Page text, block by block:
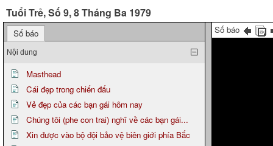
Tuổi Trẻ, Số 9, 8 Tháng Ba 1979
Số báo
Nội dung
Masthead
Cái đẹp trong chiến đấu
Vẻ đẹp của các bạn gái hôm nay
Chúng tôi (phe con trai) nghĩ về các bạn gái...
Xin được vào bộ đội bảo vệ biên giới phía Bắc
Số báo